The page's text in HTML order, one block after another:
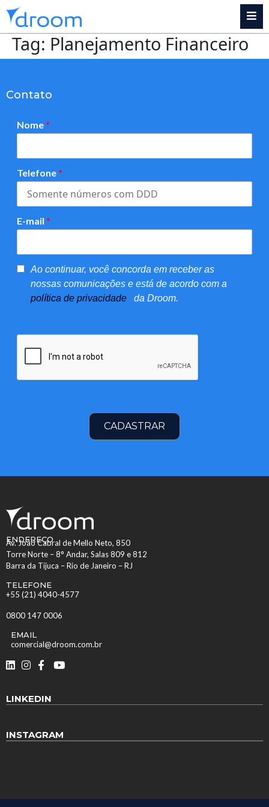
Tag: Planejamento Financeiro
Contato
Nome *
Telefone *
E-mail *
Ao continuar, você concorda em receber as
nossas comunicações e está de acordo com a
política de privacidade
da Droom.
CADASTRAR
ENDEREÇO
Av. João Cabral de Mello Neto, 850
Torre Norte – 8° Andar, Salas 809 e 812
Barra da Tijuca – Rio de Janeiro – RJ
TELEFONE
+55 (21) 4040-4577
0800 147 0006
EMAIL
comercial@droom.com.br
LINKEDIN
INSTAGRAM